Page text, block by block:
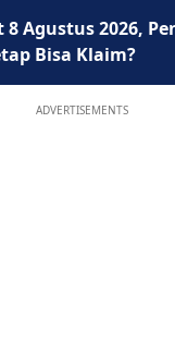
8 Agustus 2026,
Bisa Klaim?
ADVERTISEMENTS